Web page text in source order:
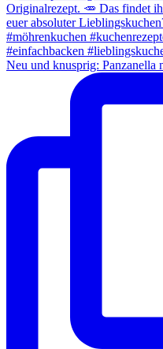
Neu und knusprig: Panzanella